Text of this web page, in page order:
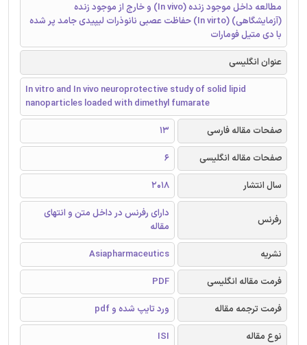
مطالعه داخل موجود زنده (In vivo) و خارج از موجود زنده
(آزمایشگاهی) (In virto) حفاظت عصبی نانوذرات لیپیدی جامد پر شده
با دی متیل فومارات
عنوان انگلیسی
In vitro and In vivo neuroprotective study of solid lipid
nanoparticles loaded with dimethyl fumarate
صفحات مقاله فارسی
13
صفحات مقاله انگلیسی
6
سال انتشار
2018
رفرنس
دارای رفرنس در داخل متن و انتهای
مقاله
نشریه
Asiapharmaceutics
فرمت مقاله انگلیسی
PDF
فرمت ترجمه مقاله
ورد تایپ شده و pdf
نوع مقاله
ISI